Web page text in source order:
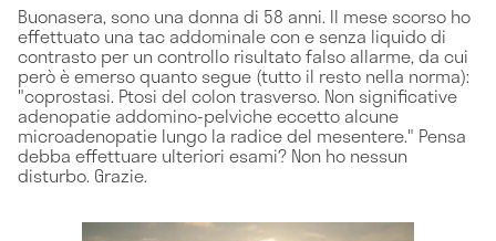
Buonasera, sono una donna di 58 anni. Il mese scorso ho
effettuato una tac addominale con e senza liquido di
contrasto per un controllo risultato falso allarme, da cui
però è emerso quanto segue (tutto il resto nella norma):
"coprostasi. Ptosi del colon trasverso. Non significative
adenopatie addomino-pelviche eccetto alcune
microadenopatie lungo la radice del mesentere." Pensa
debba effettuare ulteriori esami? Non ho nessun
disturbo. Grazie.